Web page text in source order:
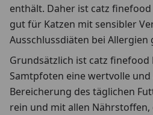
enthält. Daher ist catz
gut für Katzen mit sensibler
Ausschlussdiäten bei Allergien
Grundsätzlich ist catz
Samtpfoten eine wertvolle
Bereicherung des täglichen
rein und mit allen Nährstoffen,